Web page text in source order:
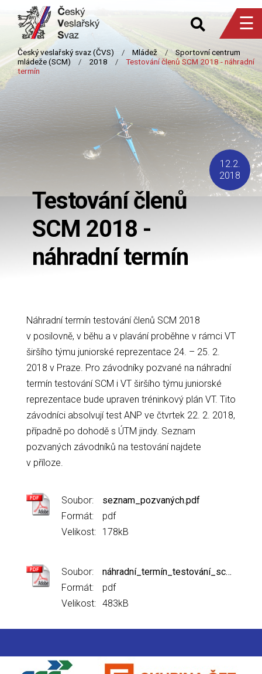
☰
Testování členů
SCM 2018 -
náhradní termín
12.2.
2018
Náhradní termín testování členů SCM 2018
v posilovně, v běhu a v plavání proběhne v rámci VT
širšího týmu juniorské reprezentace 24. – 25. 2.
2018 v Praze. Pro závodníky pozvané na náhradní
termín testování SCM i VT širšího týmu juniorské
reprezentace bude upraven tréninkový plán VT. Tito
závodníci absolvují test ANP ve čtvrtek 22. 2. 2018,
případně po dohodě s ÚTM jindy. Seznam
pozvaných závodníků na testování najdete
v příloze.
Soubor:
seznam_pozvaných.pdf
Formát:
pdf
Velikost:
178kB
Soubor:
náhradní_termín_testování_scm_informace.pdf
Formát:
pdf
Velikost: 483kB